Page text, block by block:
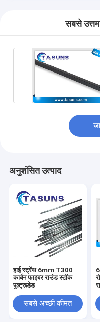
सबसे उत्तम
अनुशंसित उत्पाद
हाई स्ट्रेंथ 6mm T300
कार्बन फाइबर राउंड स्टॉक
पुल्ट्रूडेड
सबसे अच्छी कीमत